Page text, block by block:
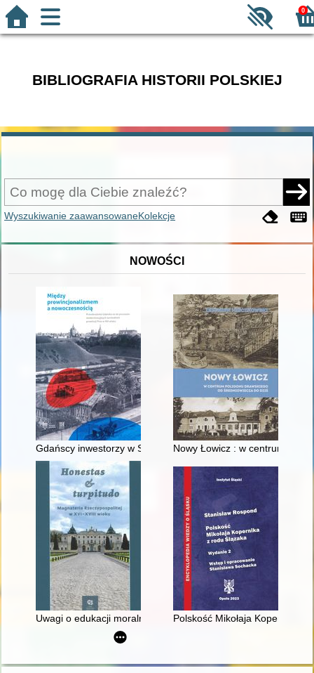
0
BIBLIOGRAFIA HISTORII POLSKIEJ
Wyszukiwanie zaawansowaneKolekcje
NOWOŚCI
Gdańscy inwestorzy w Sopocie : prestiż finansowy i
Nowy Łowicz : w centrum
Uwagi o edukacji moralnej synów szlacheckich w XVI-
Polskość Mikołaja Kopernika z